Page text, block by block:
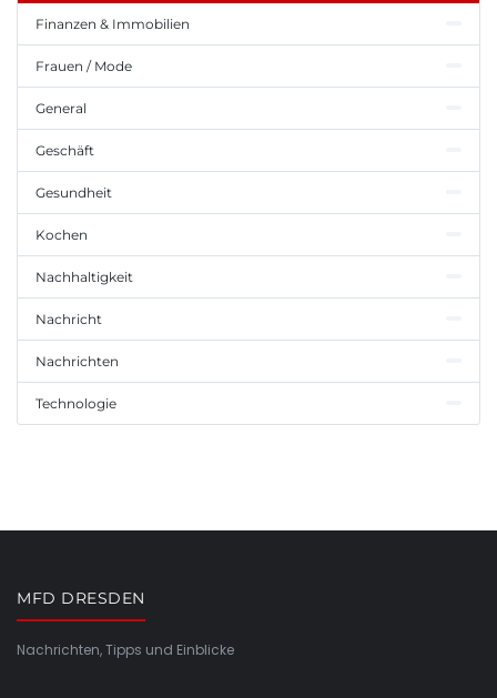
Finanzen & Immobilien
Frauen / Mode
General
Geschäft
Gesundheit
Kochen
Nachhaltigkeit
Nachricht
Nachrichten
Technologie
MFD DRESDEN
Nachrichten, Tipps und Einblicke